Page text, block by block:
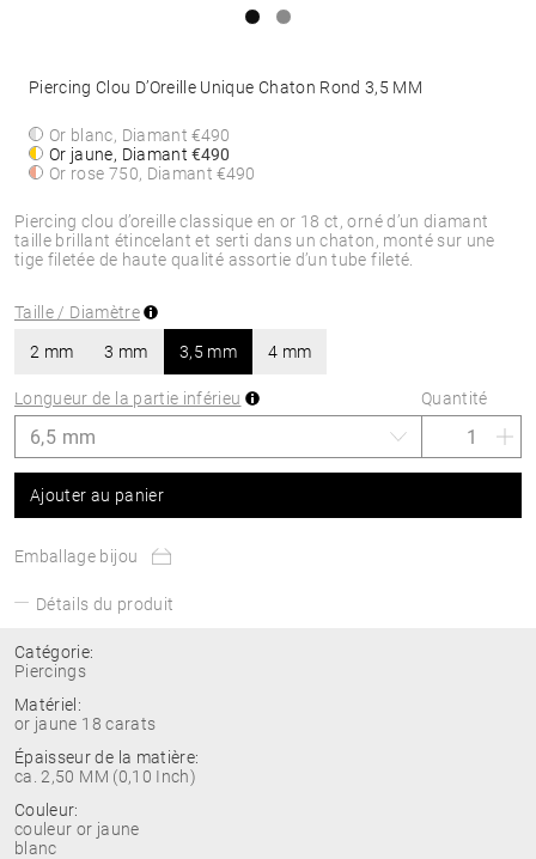
Piercing clou d’oreille classique en or 18 ct, orné d’un diamant
taille brillant étincelant et serti dans un chaton, monté sur une
tige filetée de haute qualité assortie d’un tube fileté.
Piercing Clou D’Oreille Unique Chaton Rond 3,5 MM
Or blanc, Diamant€490
Or jaune, Diamant€490
Or rose 750, Diamant€490
Taille / Diamètre
2 mm 3 mm 3,5 mm 4 mm
Longueur de la partie inférieu Quantité
Ajouter au panier
Emballage bijou
Détails du produit
Catégorie:
Piercings
Matériel:
or jaune 18 carats
Épaisseur de la matière:
ca. 2,50 MM (0,10 Inch)
Couleur:
couleur or jaune
blanc